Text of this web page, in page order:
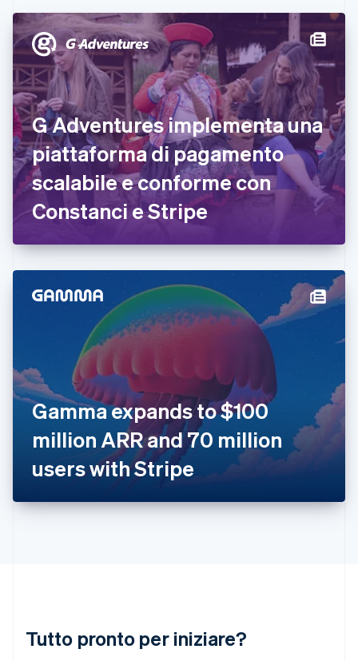
G Adventures implementa una
piattaforma di pagamento
scalabile e conforme con
Constanci e Stripe
Gamma expands to $100
million ARR and 70 million
users with Stripe
Tutto pronto per iniziare?
Cipro
English
Croazia
English Italiano
Danimarca
English
Emirati Arabi Uniti
English
Estonia
English
Finlandia
Francia
Germania
日本語English
English
India
English
Irlanda
English
Italia
Italiano English
Lettonia
Liechtenstein
Malta
English